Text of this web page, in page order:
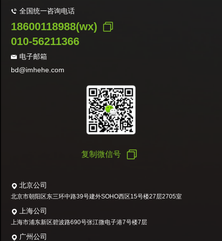
全国统一咨询电话
18600118988(wx)
010-56211366
电子邮箱
bd@imhehe.com
复制微信号
北京公司
北京市朝阳区东三环中路39号建外SOHO西区15号楼27层2705室
上海公司
上海市浦东新区碧波路690号张江微电子港7号楼7层
广州公司